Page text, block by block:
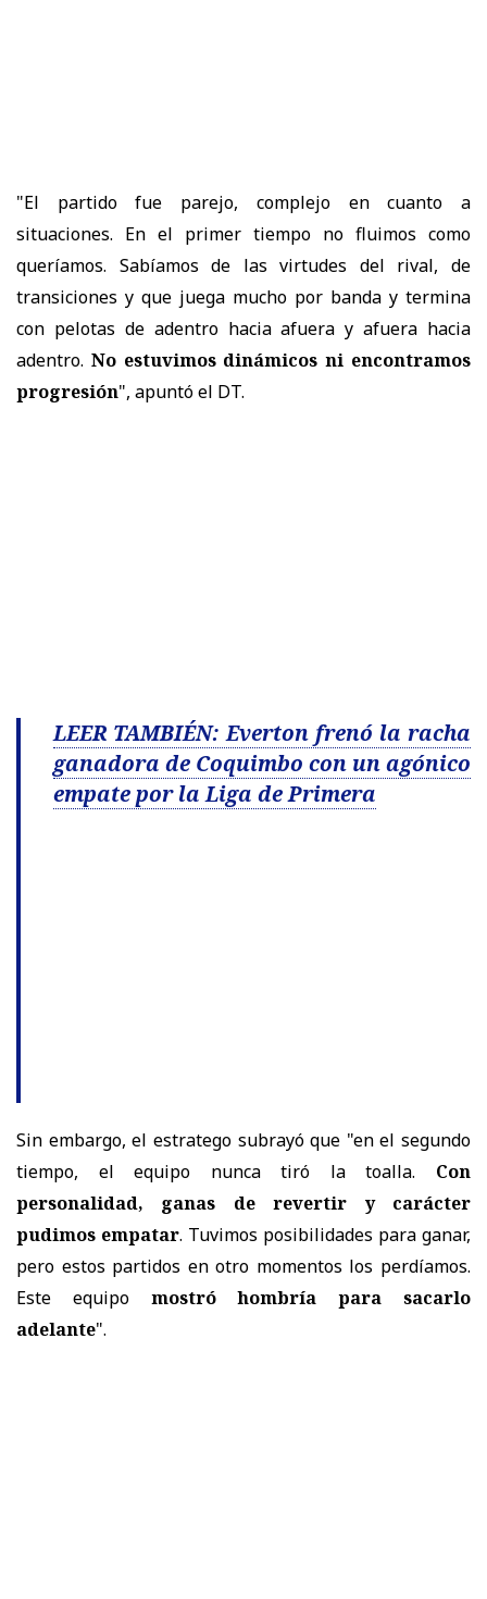
"El partido fue parejo, complejo en cuanto a
situaciones. En el primer tiempo no fluimos como
queríamos. Sabíamos de las virtudes del rival, de
transiciones y que juega mucho por banda y termina
con pelotas de adentro hacia afuera y afuera hacia
adentro. No estuvimos dinámicos ni encontramos
progresión", apuntó el DT.
LEER TAMBIÉN: Everton frenó la racha
ganadora de Coquimbo con un agónico
empate por la Liga de Primera
Sin embargo, el estratego subrayó que "en el segundo
tiempo, el equipo nunca tiró la toalla. Con
personalidad, ganas de revertir y carácter
pudimos empatar. Tuvimos posibilidades para ganar,
pero estos partidos en otro momentos los perdíamos.
Este equipo mostró hombría para sacarlo
adelante".